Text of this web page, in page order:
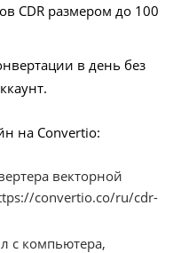
CDR размером до 100
в день без
на Convertio:
векторной
convertio.co/ru/cdr-
с компьютера,